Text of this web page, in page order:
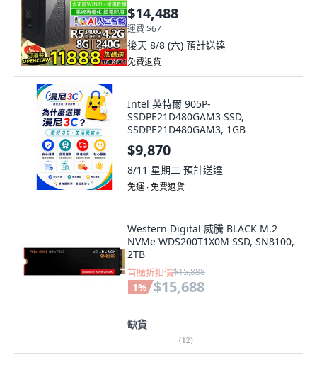
$14,488
運費 $67
後天 8/8 (六) 預計送達
免費退貨
Intel 英特爾 905P-
SSDPE21D480GAM3 SSD,
SSDPE21D480GAM3, 1GB
$9,870
8/11 星期二 預計送達
免運 ∙ 免費退貨
Western Digital 威騰 BLACK M.2
NVMe WDS200T1X0M SSD, SN8100,
2TB
首購折扣價$15,888
1% $15,688
缺貨
(12)